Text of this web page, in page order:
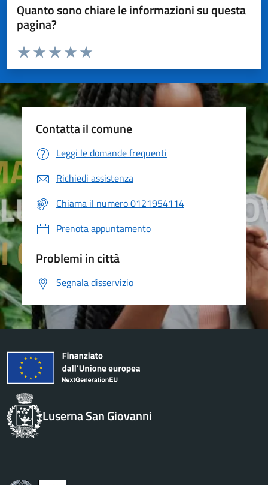
Quanto sono chiare le informazioni su questa
pagina?
Valuta da 1 a 5 stelle la pagina
Valuta 5 stelle su 5
Valuta 4 stelle su 5
Valuta 3 stelle su 5
Valuta 2 stelle su 5
Valuta 1 stelle su 5
Contatta il comune
Leggi le domande frequenti
Richiedi assistenza
Chiama il numero 0121954114
Prenota appuntamento
Problemi in città
Segnala disservizio
Luserna San Giovanni